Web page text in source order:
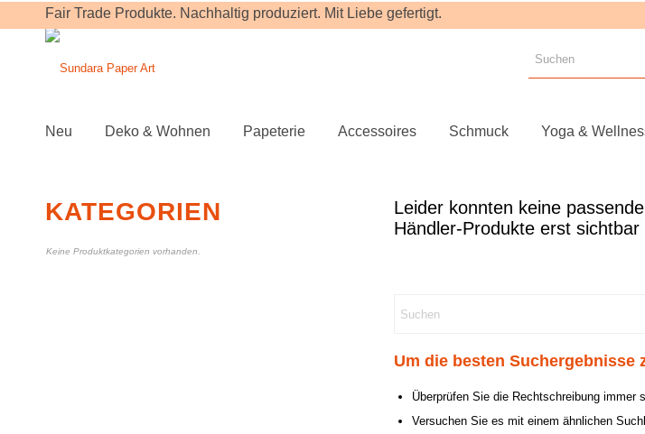
Fair Trade Produkte. Nachhaltig produziert. Mit Liebe gefertigt.
Neu Deko & Wohnen Papeterie Accessoires Schmuck Yoga &
Um die besten Suchergebnisse
Überprüfen Sie die Rechtschreibung immer
Versuchen Sie es mit einem ähnlichen
KATEGORIEN
Keine Produktkategorien vorhanden.